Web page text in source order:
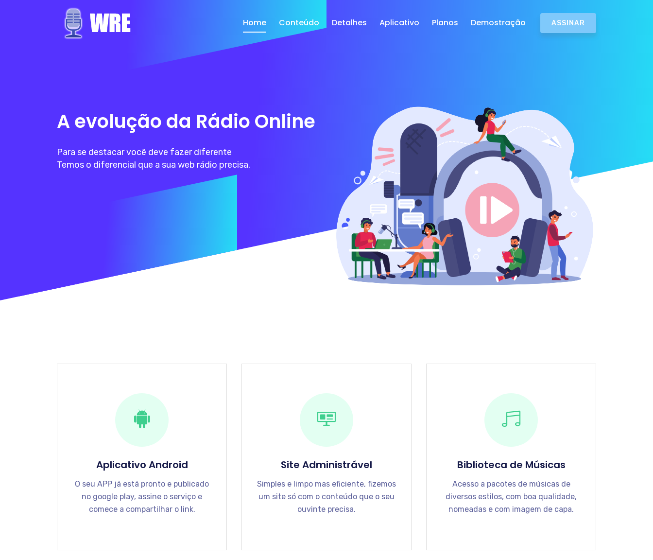
Home Conteúdo Detalhes Aplicativo Planos Demostração ASSINAR
A evolução da Rádio Online
Para se destacar você deve fazer diferente
Temos o diferencial que a sua web rádio precisa.
Aplicativo Android
O seu APP já está pronto e publicado
no google play, assine o serviço e
comece a compartilhar o link.
Site Administrável
Simples e limpo mas eficiente, fizemos
um site só com o conteúdo que o seu
ouvinte precisa.
Biblioteca de Músicas
Acesso a pacotes de músicas de
diversos estilos, com boa qualidade,
nomeadas e com imagem de capa.